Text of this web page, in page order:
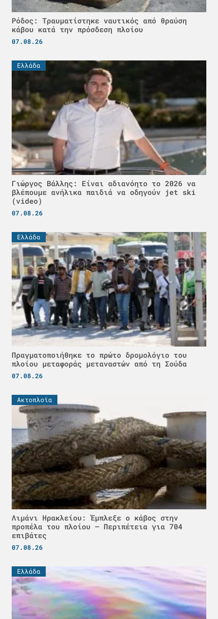
Ρόδος: Τραυματίστηκε ναυτικός από θραύση
κάβου κατά την πρόσδεση πλοίου
07.08.26
Ελλάδα
Γιώργος Βάλλης: Είναι αδιανόητο το 2026 να
βλέπουμε ανήλικα παιδιά να οδηγούν jet ski
(video)
07.08.26
Ελλάδα
Πραγματοποιήθηκε το πρώτο δρομολόγιο του
πλοίου μεταφοράς μεταναστών από τη Σούδα
07.08.26
Ακτοπλοϊα
Λιμάνι Ηρακλείου: Έμπλεξε ο κάβος στην
προπέλα του πλοίου – Περιπέτεια για 704
επιβάτες
07.08.26
Ελλάδα